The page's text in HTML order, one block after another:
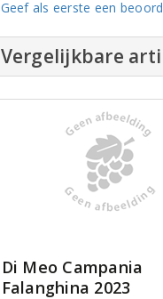
Geef als eerste een
Vergelijkbare
Di Meo Campania
Falanghina 2023